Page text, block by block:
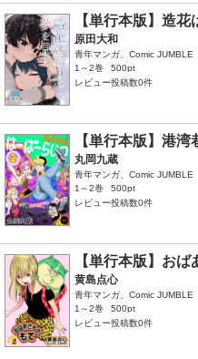
【単行本版】造
原田大和
青年マンガ、Comic JUMBLE
1～2巻
500pt
レビュー投稿数0件
【単行本版】港
丸岡九蔵
青年マンガ、Comic JUMBLE
1～2巻
500pt
レビュー投稿数0件
【単行本版】おば
黄島点心
青年マンガ、Comic JUMBLE
1～2巻
500pt
レビュー投稿数0件